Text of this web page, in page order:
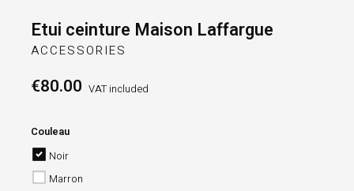
Etui ceinture Maison Laffargue
ACCESSORIES
€80.00 VAT included
Couleau
Noir
Marron